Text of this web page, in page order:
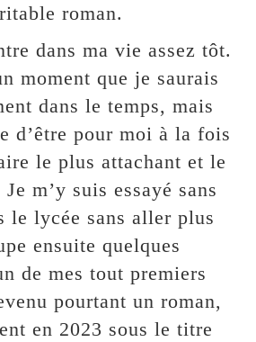
roman.
dans ma vie assez tôt.
moment que je saurais
dans le temps, mais
d’être pour moi à la fois
le plus attachant et le
m’y suis essayé sans
le lycée sans aller plus
ensuite quelques
de mes tout premiers
pourtant un roman,
en 2023 sous le titre